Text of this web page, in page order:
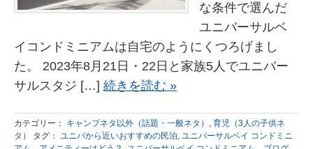
な条件で選んだ
ユニバーサルベ
イコンドミニアムは自宅のようにくつろげまし
た。 2023年8月21日・22日と家族5人でユニバー
サルスタジ […] 続きを読む »
カテゴリー： キャンプネタ以外（話題・一般ネタ） , 育児（3人の子供ネ
タ）
タグ： ユニバから近いおすすめの民泊, ユニバーサルベイ コンドミニ